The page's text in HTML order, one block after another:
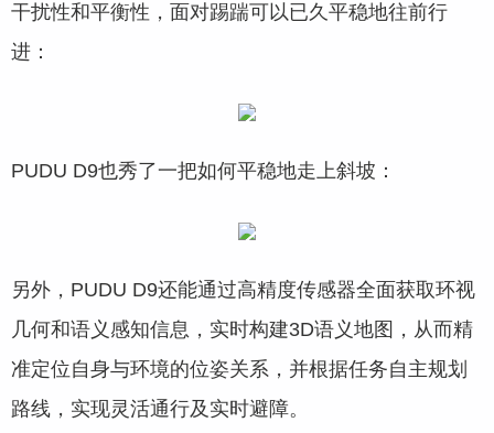
干扰性和平衡性，面对踢踹可以已久平稳地往前行
进：
PUDU D9也秀了一把如何平稳地走上斜坡：
另外，PUDU D9还能通过高精度传感器全面获取环视
几何和语义感知信息，实时构建3D语义地图，从而精
准定位自身与环境的位姿关系，并根据任务自主规划
路线，实现灵活通行及实时避障。